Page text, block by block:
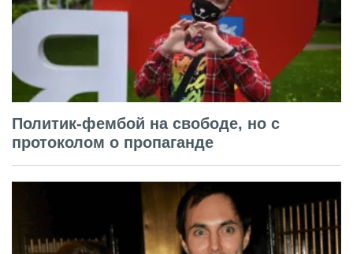
Политик-фембой на свободе, но с
протоколом о пропаганде